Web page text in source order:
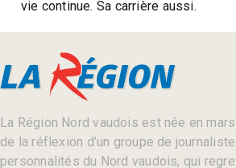
vie continue. Sa carrière aussi.
La Région Nord vaudois est née en
de la réflexion d’un groupe de
personnalités du Nord vaudois, qui